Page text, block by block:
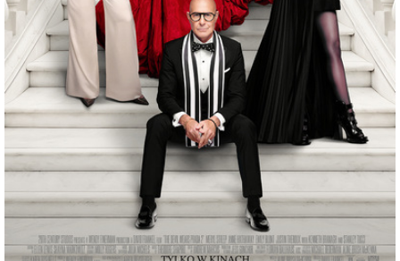
miejscowość:
Lubin
adres:
Armii Krajowej 1
data i godzina:
17.05.2026, g. 16:30
Info
Dwadzieścia lat po stworzeniu kultowych ról Mirandy, Andy’ego, Emily
i Nigela, Meryl Streep, Anne Hathaway, Emily Blunt i Stanley Tucci
powracają na tętniące modą ulice Nowego Jorku i do eleganckich biur
magazynu Runway w filmie „Diabeł ubiera się u Prady 2” - długo